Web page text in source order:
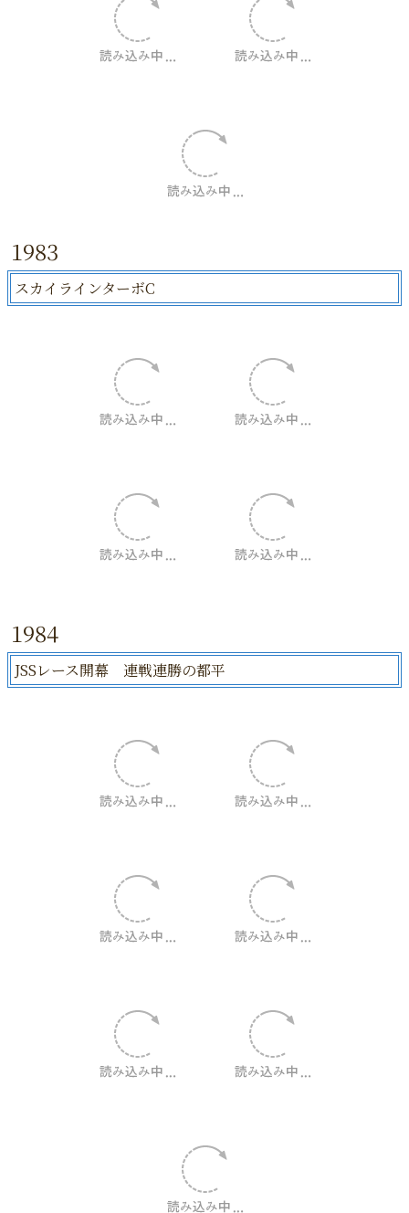
1983
スカイラインターボC
1984
JSSレース開幕 連戦連勝の都平